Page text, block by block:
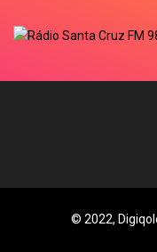
© 2022,